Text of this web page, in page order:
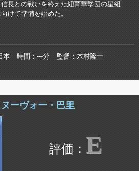
信長との戦いを終えた紐育華撃団の星組
けて準備を始めた。
本 時間 ---分 監督
木村隆一
ーヴォー・巴里
E